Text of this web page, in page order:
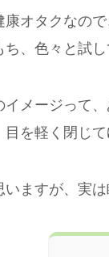
康オタクなの
、色々と試し
イメージって
を軽く閉じ
いますが、実